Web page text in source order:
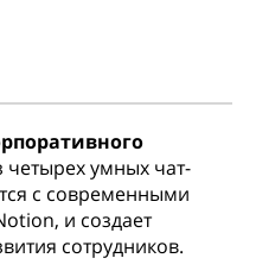
четырех умных чат-
с современными
и создает
сотрудников.